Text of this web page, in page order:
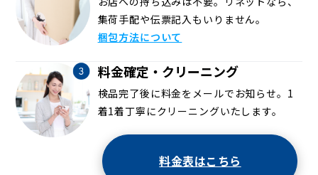
集荷手配や伝票記入もいりません。
梱包方法について
料金確定・クリーニング
検品完了後に料金をメールでお知らせ。1
着1着丁寧にクリーニングいたします。
料金表はこちら